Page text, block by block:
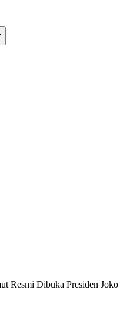
Resmi Dibuka Presiden Joko